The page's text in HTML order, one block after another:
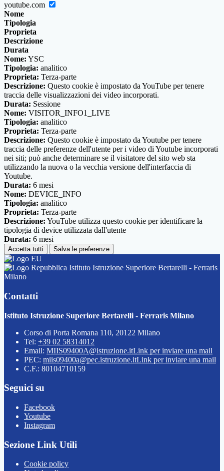
youtube.com
Nome
Tipologia
Proprieta
Descrizione
Durata
Nome: YSC
Tipologia: analitico
Proprieta: Terza-parte
Descrizione: Questo cookie è impostato da YouTube per tenere
traccia delle visualizzazioni dei video incorporati.
Durata: Sessione
Nome: VISITOR_INFO1_LIVE
Tipologia: analitico
Proprieta: Terza-parte
Descrizione: Questo cookie è impostato da Youtube per tenere
traccia delle preferenze dell'utente per i video di Youtube incorporati
nei siti; può anche determinare se il visitatore del sito web sta
utilizzando la nuova o la vecchia versione dell'interfaccia di
Youtube.
Durata: 6 mesi
Nome: DEVICE_INFO
Tipologia: analitico
Proprieta: Terza-parte
Descrizione: YouTube utilizza questo cookie per identificare la
tipologia di device utilizzata dall'utente
Durata: 6 mesi
Accetta tutti Salva le preferenze
Istituto Istruzione Superiore Bertarelli - Ferraris
Milano
Contatti
Istituto Istruzione Superiore Bertarelli - Ferraris Milano
Corso di Porta Romana 110, 20122 Milano
Tel: +39 02 58314012
Email: MIIS09400A@istruzione.itLink per inviare una mail
PEC: miis09400a@pec.istruzione.itLink per inviare una mail
C.F.: 80104710159
Seguici su
Facebook
Youtube
Instagram
Sezione Link Utili
Cookie policy